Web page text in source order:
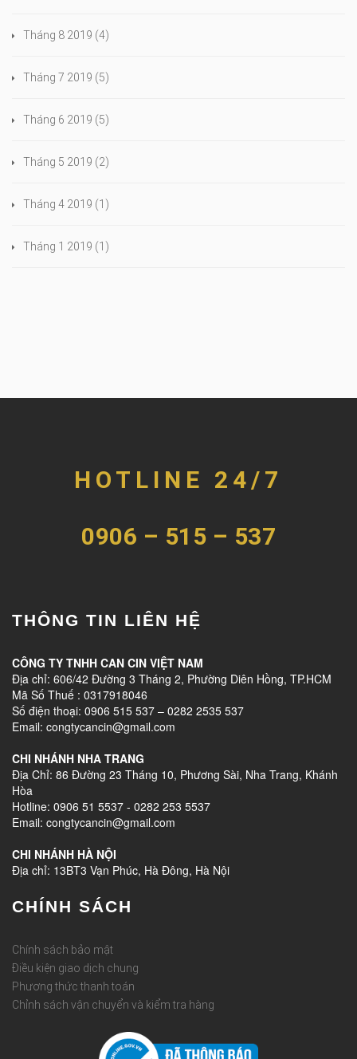
Tháng 8 2019 (4)
Tháng 7 2019 (5)
Tháng 6 2019 (5)
Tháng 5 2019 (2)
Tháng 4 2019 (1)
Tháng 1 2019 (1)
HOTLINE 24/7
0906 – 515 – 537
THÔNG TIN LIÊN HỆ
CÔNG TY TNHH CAN CIN VIỆT NAM
Địa chỉ: 606/42 Đường 3 Tháng 2, Phường Diên Hồng, TP.HCM
Mã Số Thuế : 0317918046
Số điện thoại: 0906 515 537 – 0282 2535 537
Email: congtycancin@gmail.com
CHI NHÁNH NHA TRANG
Địa Chỉ: 86 Đường 23 Tháng 10, Phương Sài, Nha Trang, Khánh
Hòa
Hotline: 0906 51 5537 - 0282 253 5537
Email: congtycancin@gmail.com
CHI NHÁNH HÀ NỘI
Địa chỉ: 13BT3 Vạn Phúc, Hà Đông, Hà Nội
CHÍNH SÁCH
Chính sách bảo mật
Điều kiện giao dịch chung
Phương thức thanh toán
Chỉnh sách vận chuyển và kiểm tra hàng